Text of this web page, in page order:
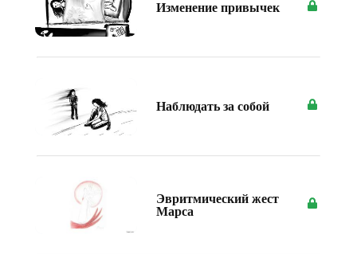
Изменение привычек
Наблюдать за собой
Эвритмический жест
Марса